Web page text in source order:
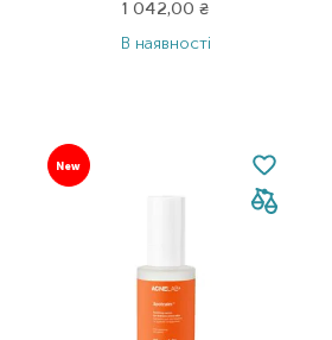
1 042,00₴
В наявності
New